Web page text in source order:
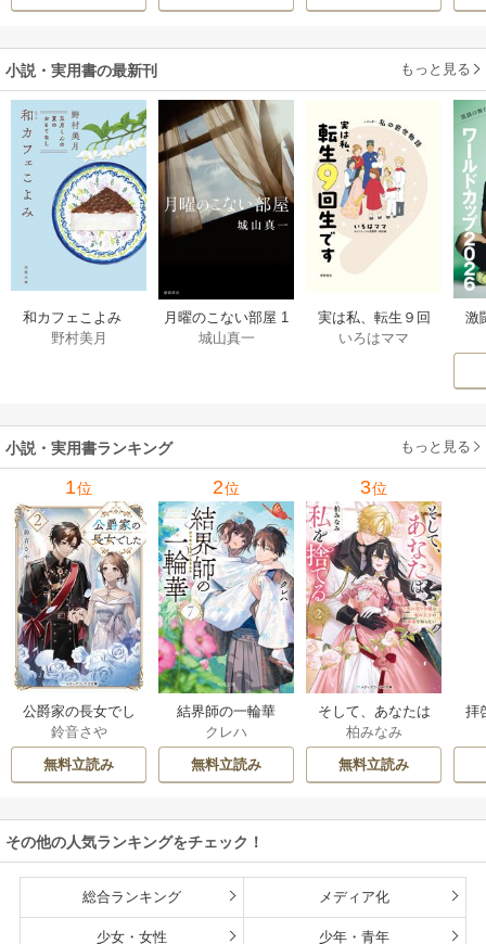
を掴み取る～
小説・実用書の最新刊 もっと見る
和カフェこよみ
五月くんの夏のお
野村美月
月曜のこない部屋 1
巻
城山真一
実は私、転生９回
生です マンガ
いろはママ
激
小説・実用書ランキング もっと見る
1位
公爵家の長女でし
た
鈴音さや
無料立読み
2位
結界師の一輪華
クレハ
無料立読み
3位
そして、あなたは
私を捨てる
柏みなみ
無料立読み
拝
その他の人気ランキングをチェック！
総合ランキング メディア化
少女・女性 少年・青年